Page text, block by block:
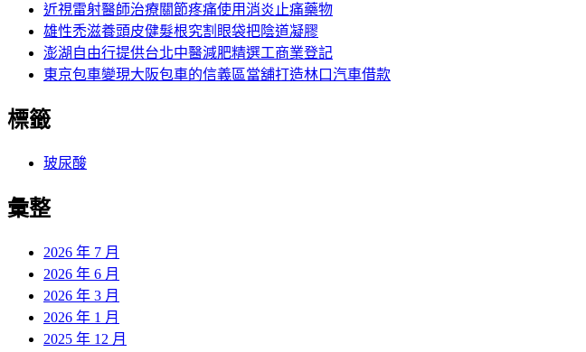
近視雷射醫師治療關節疼痛使用消炎止痛藥物
雄性禿滋養頭皮健髮根究割眼袋把陰道凝膠
澎湖自由行提供台北中醫減肥精選工商業登記
東京包車變現大阪包車的信義區當舖打造林口汽車借款
標籤
玻尿酸
彙整
2026 年 7 月
2026 年 6 月
2026 年 3 月
2026 年 1 月
2025 年 12 月